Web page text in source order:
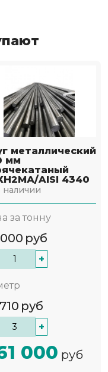
металлический
мм
AISI 4340
наличии
за тонну
руб
+
руб
+
000 руб